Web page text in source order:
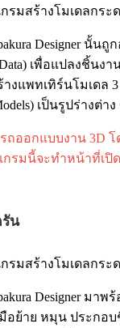
Designer นั้
เพื่อแปลงชิ้นง
างแพทเทิร์นโมเดล
เป็นรูปร่างต่า
ออกแบบงาน 3D โ
รมนี้จะทำหน้าที่เปิ
น
Designer มา
อย้าย หมุน ประก